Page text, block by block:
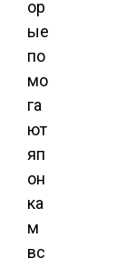
ор
ые
по
мо
га
ют
яп
он
ка
м
вс